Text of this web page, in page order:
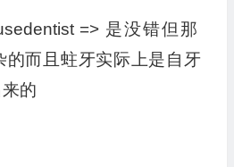
=> 是没错但那
的而且蛀牙实际上是自牙
的